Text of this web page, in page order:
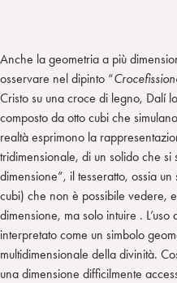
Anche la geometria a più
osservare nel dipinto “
Cristo su una croce di legno, Dalí
composto da otto cubi che
realtà esprimono la
tridimensionale, di un solido che
dimensione”, il tesseratto, ossia
cubi) che non è possibile vedere,
dimensione, ma solo intuire .
interpretato come un simbolo
multidimensionale della divinità.
una dimensione difficilmente